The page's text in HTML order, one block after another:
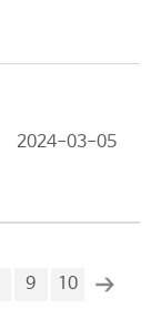
2024-03-05
9 10